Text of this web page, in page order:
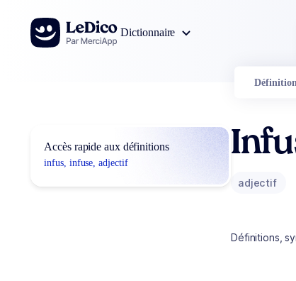
Aller au contenu
Dictionnaire
Accès rapide aux définitions
infus, infuse, adjectif
adjectif
Définitions,